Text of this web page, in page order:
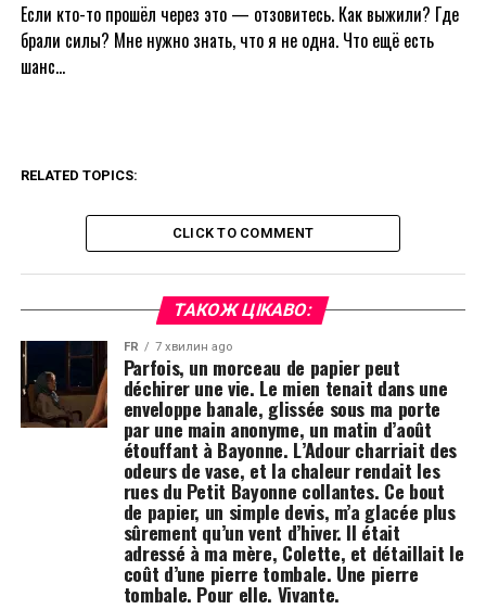
Если кто-то прошёл через это — отзовитесь. Как выжили? Где
брали силы? Мне нужно знать, что я не одна. Что ещё есть
шанс…
RELATED TOPICS:
CLICK TO COMMENT
ТАКОЖ ЦІКАВО:
FR 7 хвилин ago
Parfois, un morceau de papier peut
déchirer une vie. Le mien tenait dans une
enveloppe banale, glissée sous ma porte
par une main anonyme, un matin d’août
étouffant à Bayonne. L’Adour charriait des
odeurs de vase, et la chaleur rendait les
rues du Petit Bayonne collantes. Ce bout
de papier, un simple devis, m’a glacée plus
sûrement qu’un vent d’hiver. Il était
adressé à ma mère, Colette, et détaillait le
coût d’une pierre tombale. Une pierre
tombale. Pour elle. Vivante.